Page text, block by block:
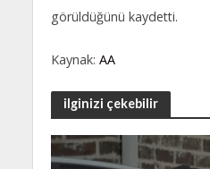
görüldüğünü kaydetti.
Kaynak: AA
ilginizi çekebilir